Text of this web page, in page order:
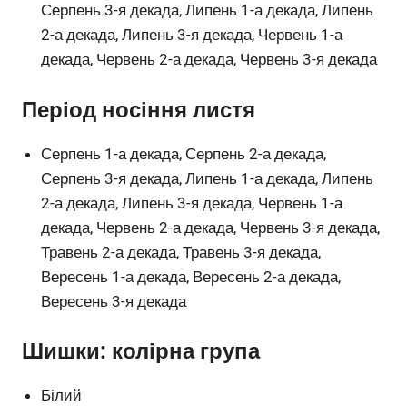
Серпень 3-я декада, Липень 1-а декада, Липень
2-а декада, Липень 3-я декада, Червень 1-а
декада, Червень 2-а декада, Червень 3-я декада
Період носіння листя
Серпень 1-а декада, Серпень 2-а декада,
Серпень 3-я декада, Липень 1-а декада, Липень
2-а декада, Липень 3-я декада, Червень 1-а
декада, Червень 2-а декада, Червень 3-я декада,
Травень 2-а декада, Травень 3-я декада,
Вересень 1-а декада, Вересень 2-а декада,
Вересень 3-я декада
Шишки: колірна група
Білий